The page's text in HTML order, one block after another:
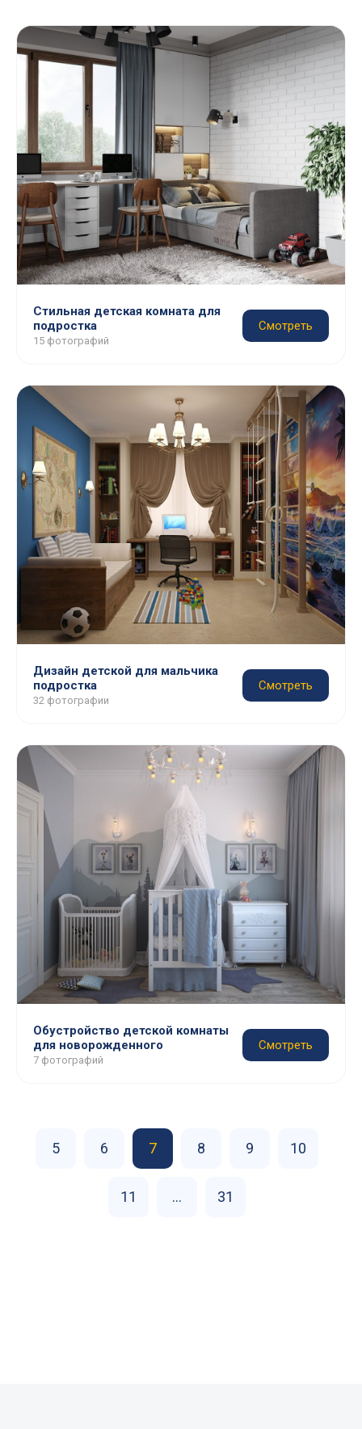
Стильная детская комната для
подростка
15 фотографий
Смотреть
Дизайн детской для мальчика
подростка
32 фотографии
Смотреть
Обустройство детской комнаты
для новорожденного
7 фотографий
Смотреть
5 6 7 8 9 10
11 ... 31